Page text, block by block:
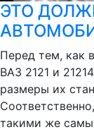
ЭТО
Перед тем, как
ВАЗ 2121 и
размеры их
такими же